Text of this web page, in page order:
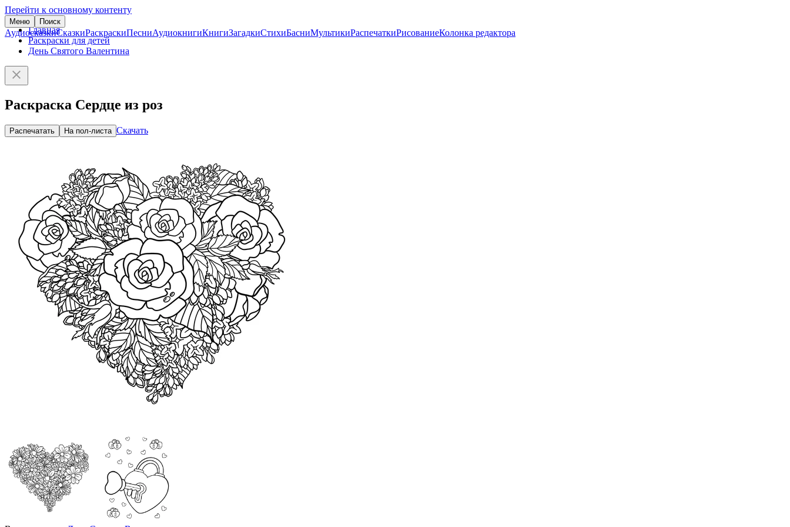
Перейти к основному контенту
Меню Поиск
АудиосказкиСказкиРаскраскиПесниАудиокнигиКнигиЗагадкиСтихиБасниМультикиРаспечаткиРисованиеКолонка редактора
Главная
Раскраски для детей
День Святого Валентина
Раскраска Сердце из роз
Распечатать На пол-листа Скачать